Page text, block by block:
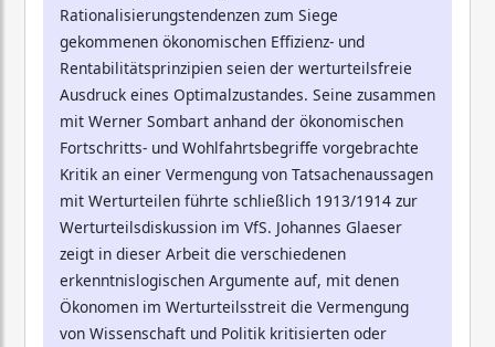
Rationalisierungstendenzen zum Siege
gekommenen ökonomischen Effizienz- und
Rentabilitätsprinzipien seien der werturteilsfreie
Ausdruck eines Optimalzustandes. Seine zusammen
mit Werner Sombart anhand der ökonomischen
Fortschritts- und Wohlfahrtsbegriffe vorgebrachte
Kritik an einer Vermengung von Tatsachenaussagen
mit Werturteilen führte schließlich 1913/1914 zur
Werturteilsdiskussion im VfS. Johannes Glaeser
zeigt in dieser Arbeit die verschiedenen
erkenntnislogischen Argumente auf, mit denen
Ökonomen im Werturteilsstreit die Vermengung
von Wissenschaft und Politik kritisierten oder